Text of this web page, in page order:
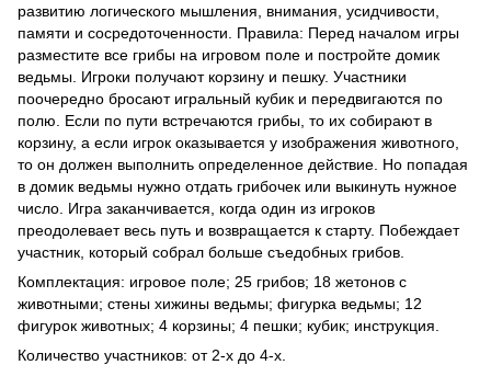
развитию логического мышления, внимания, усидчивости,
памяти и сосредоточенности. Правила: Перед началом игры
разместите все грибы на игровом поле и постройте домик
ведьмы. Игроки получают корзину и пешку. Участники
поочередно бросают игральный кубик и передвигаются по
полю. Если по пути встречаются грибы, то их собирают в
корзину, а если игрок оказывается у изображения животного,
то он должен выполнить определенное действие. Но попадая
в домик ведьмы нужно отдать грибочек или выкинуть нужное
число. Игра заканчивается, когда один из игроков
преодолевает весь путь и возвращается к старту. Побеждает
участник, который собрал больше съедобных грибов.
Комплектация: игровое поле; 25 грибов; 18 жетонов с
животными; стены хижины ведьмы; фигурка ведьмы; 12
фигурок животных; 4 корзины; 4 пешки; кубик; инструкция.
Количество участников: от 2-х до 4-х.